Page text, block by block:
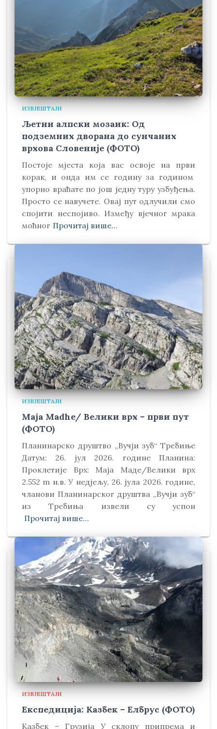
ИЗВЈЕШТАЈИ
Љетни алпски мозаик: Од
подземних дворана до сунчаних
врхова Словеније (ФОТО)
Постоје мјеста која вас освоје на први
корак, и онда им се годину за годином
упорно враћате по још једну туру узбуђења.
Просто се навучете. Овај пут одлучили смо
спојити неспојиво. Између вјечног мрака
моћног Прочитај више…
ИЗВЈЕШТАЈИ
Maja Madhe/ Велики врх – први пут
(ФОТО)
Планинарско друштво „Вучји зуб“ Требиње
Датум: 26. јул 2026. године Планина:
Проклетије Врх: Маја Маде/Велики врх
2.552 m н.в. У недјељу, 26. јула 2026. године,
чланови Планинарског друштва „Вучји зуб“
из Требиња извели су успон
Прочитај више…
ИЗВЈЕШТАЈИ
Експедиција: Казбек – Елбрус (ФОТО)
Kазбек – Грузија У склопу припрема и